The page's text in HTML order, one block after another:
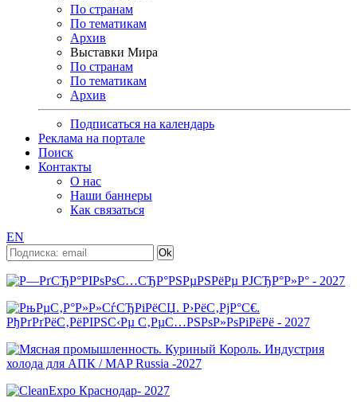
По странам
По тематикам
Архив
Выставки Мира
По странам
По тематикам
Архив
Подписаться на календарь
Реклама на портале
Поиск
Контакты
О нас
Наши баннеры
Как связаться
EN